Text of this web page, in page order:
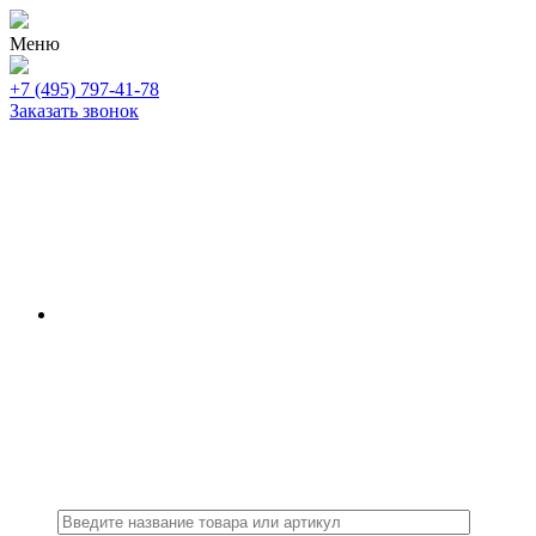
Меню
+7 (495) 797-41-78
Заказать звонок